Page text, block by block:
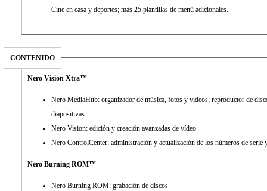
Cine en casa y deportes; más 25 plantillas de menú adicionales.
CONTENIDO
Nero Vision Xtra™
Nero MediaHub: organizador de música, fotos y vídeos; reproductor de
diapositivas
Nero Vision: edición y creación avanzadas de vídeo
Nero ControlCenter: administración y actualización de los números de serie
Nero Burning ROM™
Nero Burning ROM: grabación de discos